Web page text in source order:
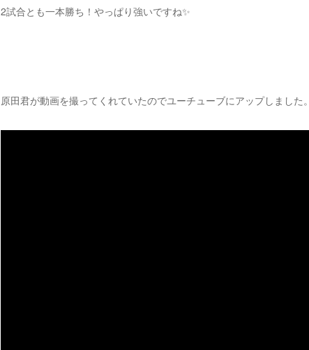
2試合とも一本勝ち！やっぱり強いですね✨
原田君が動画を撮ってくれていたのでユーチューブにアップしました。